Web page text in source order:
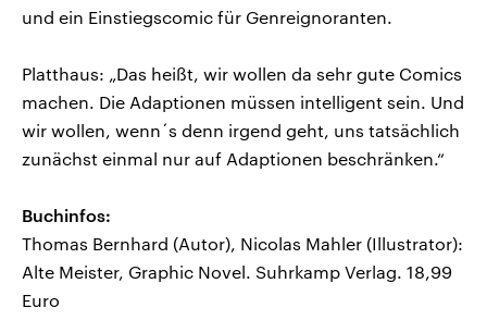
und ein Einstiegscomic für Genreignoranten.
Platthaus: „Das heißt, wir wollen da sehr gute Comics
machen. Die Adaptionen müssen intelligent sein. Und
wir wollen, wenn´s denn irgend geht, uns tatsächlich
zunächst einmal nur auf Adaptionen beschränken.“
Buchinfos:
Thomas Bernhard (Autor), Nicolas Mahler (Illustrator):
Alte Meister, Graphic Novel. Suhrkamp Verlag. 18,99
Euro